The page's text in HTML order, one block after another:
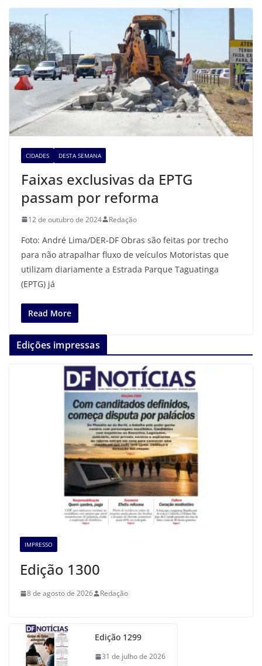
CIDADES DESTA SEMANA
Faixas exclusivas da EPTG
passam por reforma
12 de outubro de 2024 Redação
Foto: André Lima/DER-DF Obras são feitas por trecho
para não atrapalhar fluxo de veículos Motoristas que
utilizam diariamente a Estrada Parque Taguatinga
(EPTG) já
Read More
Edições impressas
IMPRESSO
Edição 1300
8 de agosto de 2026 Redação
Edição 1299
31 de julho de 2026